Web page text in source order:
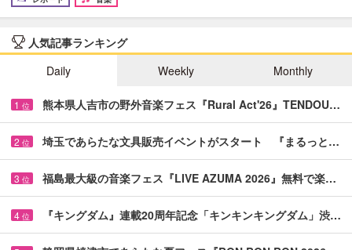
人気記事ランキング
Daily
Weekly Monthly
1 位 熊本県人吉市の野外音楽フェス『Rural Act'26』TENDOU…
2 位 埼玉であらたな文具販売イベントがスタート 『まるっと…
3 位 福島最大級の音楽フェス『LIVE AZUMA 2026』無料で楽…
4 位 『キングダム』連載20周年記念「キンキンキングダム」渋…